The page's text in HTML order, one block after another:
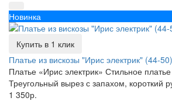
Новинка
Купить в 1 клик
Платье из вискозы "Ирис электрик" (44-50)
Платье «Ирис электрик» Стильное
Треугольный вырез с запахом, короткий
1 350р.